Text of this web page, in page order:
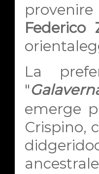
Federico
La
"
emerge
Crispino,